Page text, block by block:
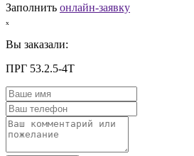
Заполнить онлайн-заявку
ₓ
Вы заказали:
ПРГ 53.2.5-4Т